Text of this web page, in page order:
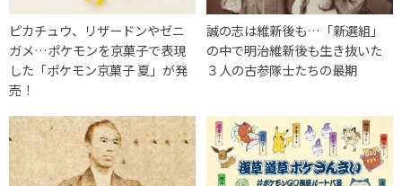
ピカチュウ、リザードンやゼニ
ガメ…ポケモンを京菓子で表現
した「ポケモン京菓子 夏」が発
売！
誠の志は維新後も…「新選組」
の中で明治維新後も生き抜いた
３人の古参隊士たちの最期